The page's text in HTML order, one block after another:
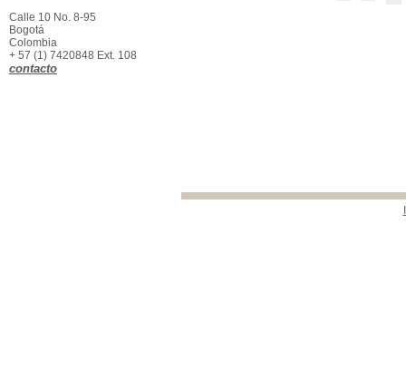
España [1]
España -Condiciones económicas
España -Condiciones
económicas
España -Historia
España -Historia[1]
Calle 10 No. 8-95
Bogotá
Colombia
+ 57 (1) 7420848 Ext. 108
contacto